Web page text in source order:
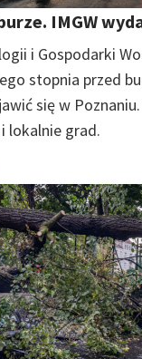
IMGW
i Gospodarki
stopnia przed
się w
lokalnie grad.